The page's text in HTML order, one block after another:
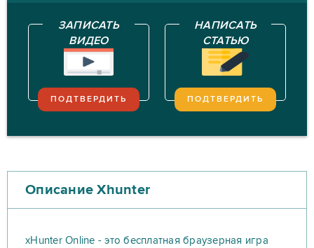
ЗАПИСАТЬ
ВИДЕО
ПОДТВЕРДИТЬ
НАПИСАТЬ
СТАТЬЮ
ПОДТВЕРДИТЬ
Описание Xhunter
xHunter Online - это бесплатная браузерная игра